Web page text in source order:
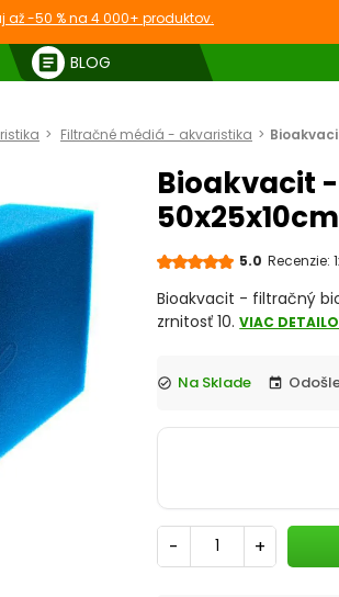
až -50 % na 4 000+ produktov.
article BLOG
Filtračné médiá - akvaristika
Bioakvacit
5.0 Recenzie:
Bioakvacit - filtračný
zrnitosť 10.VIAC
check_circle Na Sklade event
- +